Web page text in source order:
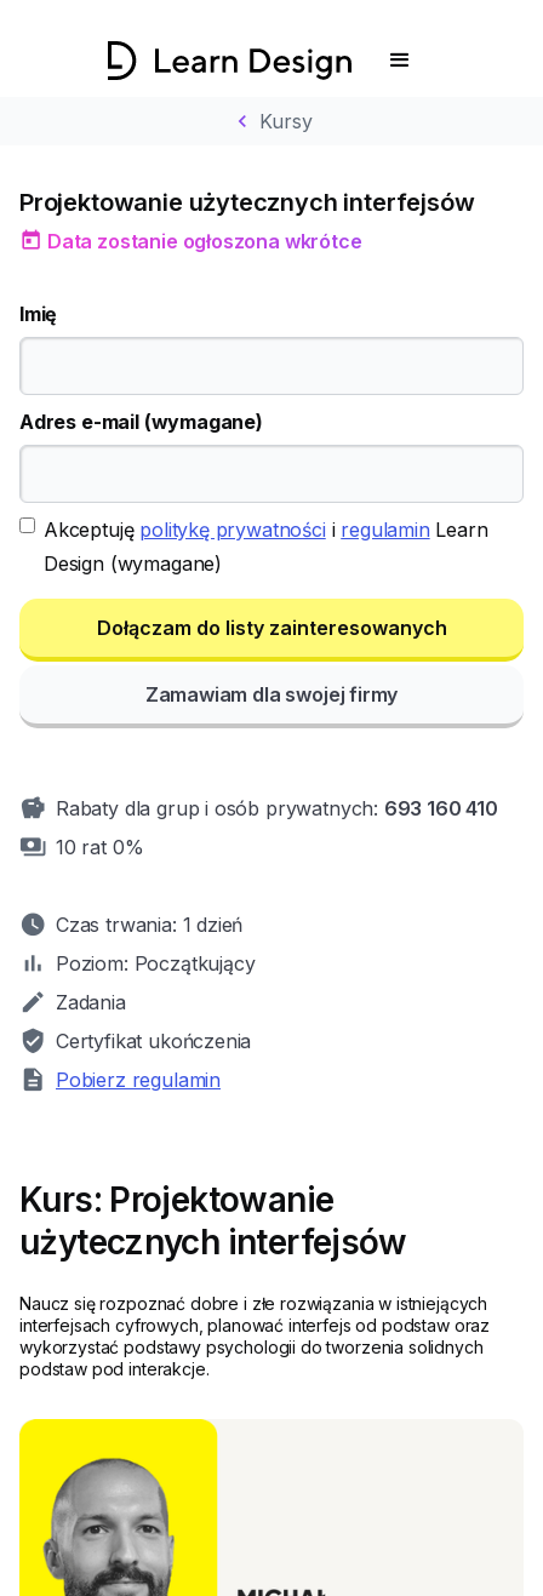
chevron_left Kursy
Kurs: Projektowanie
użytecznych interfejsów
Naucz się rozpoznać dobre i złe rozwiązania w istniejących
interfejsach cyfrowych, planować interfejs od podstaw oraz
wykorzystać podstawy psychologii do tworzenia solidnych
podstaw pod interakcje.
Projektowanie użytecznych interfejsów
today Data zostanie ogłoszona wkrótce
Imię
Adres e-mail (wymagane)
Akceptuję politykę prywatności i regulamin Learn
Design (wymagane)
Zamawiam dla swojej firmy
savings Rabaty dla grup i osób prywatnych: 693 160 410
payments 10 rat 0%
watch_later Czas trwania: 1 dzień
bar_chart Poziom: Początkujący
mode Zadania
verified_user Certyfikat ukończenia
description Pobierz regulamin